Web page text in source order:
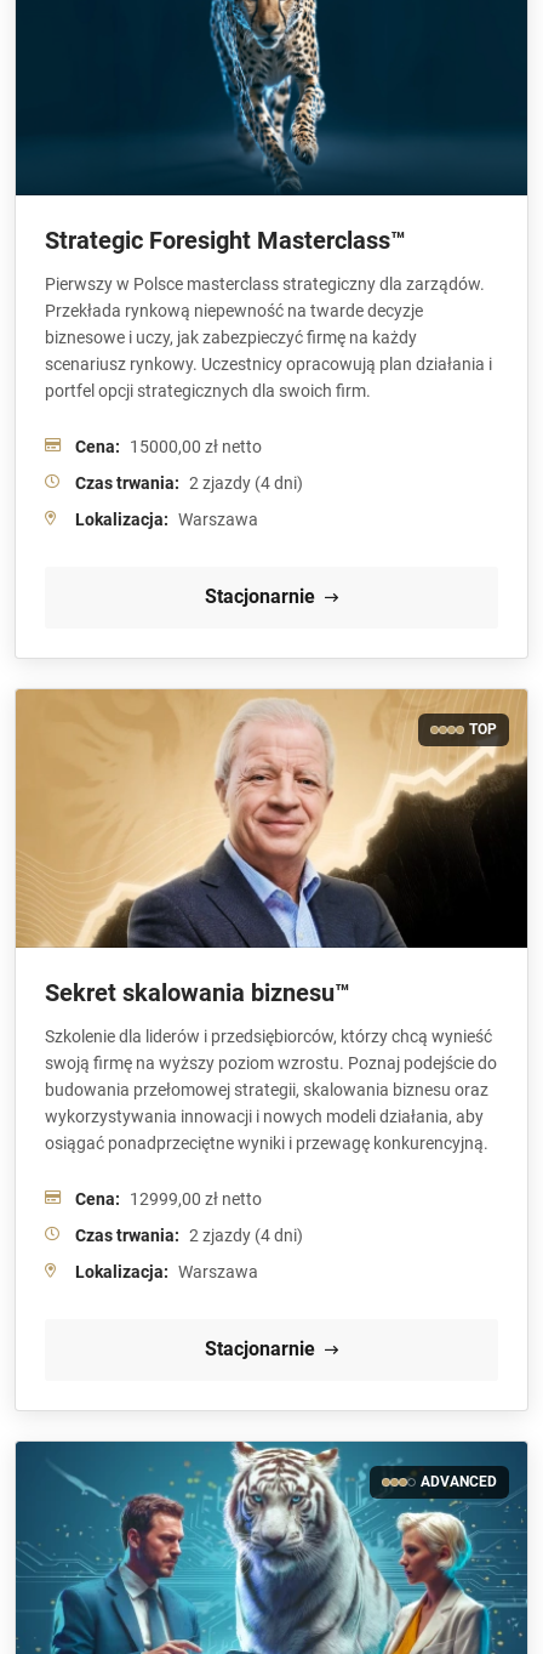
Strategic Foresight Masterclass™
Pierwszy w Polsce masterclass strategiczny dla zarządów.
Przekłada rynkową niepewność na twarde decyzje
biznesowe i uczy, jak zabezpieczyć firmę na każdy
scenariusz rynkowy. Uczestnicy opracowują plan działania i
portfel opcji strategicznych dla swoich firm.
Cena:
15000,00 zł netto
Czas trwania: 2 zjazdy (4 dni)
Lokalizacja: Warszawa
Stacjonarnie
TOP
Sekret skalowania biznesu™
Szkolenie dla liderów i przedsiębiorców, którzy chcą wynieść
swoją firmę na wyższy poziom wzrostu. Poznaj podejście do
budowania przełomowej strategii, skalowania biznesu oraz
wykorzystywania innowacji i nowych modeli działania, aby
osiągać ponadprzeciętne wyniki i przewagę konkurencyjną.
Cena:
12999,00 zł netto
Czas trwania: 2 zjazdy (4 dni)
Lokalizacja: Warszawa
Stacjonarnie
ADVANCED